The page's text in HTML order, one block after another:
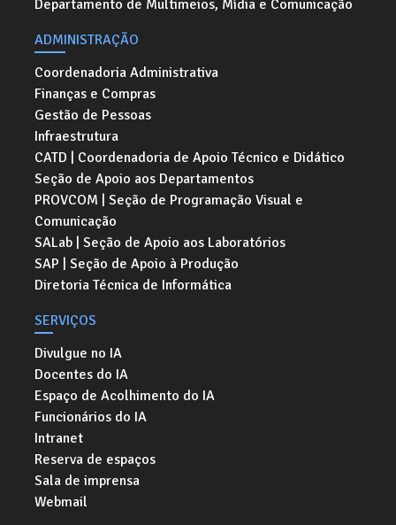
Departamento de Multimeios, Mídia e Comunicação
ADMINISTRAÇÃO
Coordenadoria Administrativa
Finanças e Compras
Gestão de Pessoas
Infraestrutura
CATD | Coordenadoria de Apoio Técnico e Didático
Seção de Apoio aos Departamentos
PROVCOM | Seção de Programação Visual e
Comunicação
SALab | Seção de Apoio aos Laboratórios
SAP | Seção de Apoio à Produção
Diretoria Técnica de Informática
SERVIÇOS
Divulgue no IA
Docentes do IA
Espaço de Acolhimento do IA
Funcionários do IA
Intranet
Reserva de espaços
Sala de imprensa
Webmail